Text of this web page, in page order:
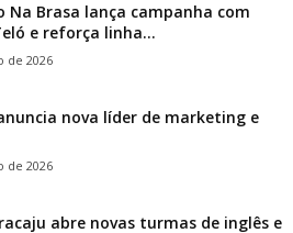
Na Brasa lança campanha com
e reforça linha...
de 2026
nova líder de marketing e
de 2026
abre novas turmas de inglês e